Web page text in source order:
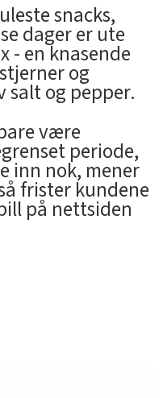
snacks,
dager er ute
- en knasende
og
salt og pepper.
være
periode,
inn nok, mener
frister kundene
på nettsiden